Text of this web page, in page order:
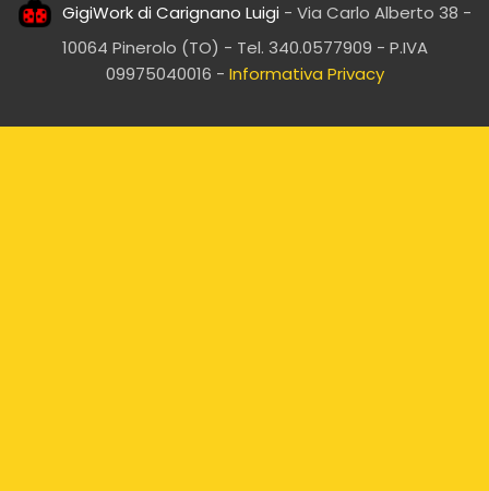
GigiWork di Carignano Luigi - Via Carlo Alberto 38 -
10064 Pinerolo (TO) - Tel. 340.0577909 - P.IVA
09975040016 - Informativa Privacy